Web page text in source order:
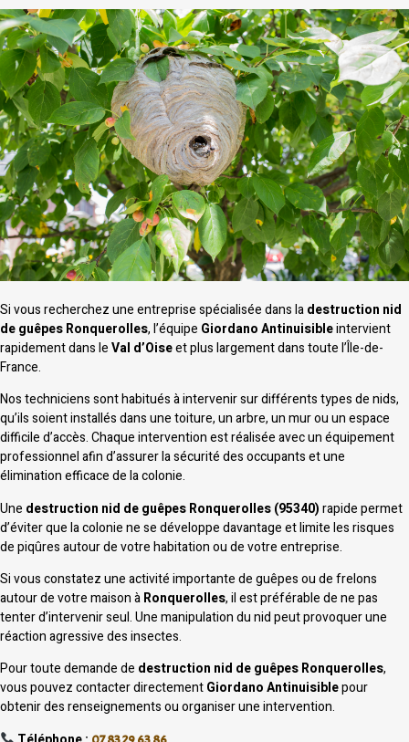
Si vous recherchez une entreprise spécialisée dans ladestruction nid
de guêpes Ronquerolles, l’équipe Giordano Antinuisibleintervient
rapidement dans leVal d’Oiseet plus largement dans toute l’Île-de-
France.
Nos techniciens sont habitués à intervenir sur différents types de nids,
qu’ils soient installés dans une toiture, un arbre, un mur ou un espace
difficile d’accès. Chaque intervention est réalisée avec un équipement
professionnel afin d’assurer la sécurité des occupants et une
élimination efficace de la colonie.
Une destruction nid de guêpes Ronquerolles (95340)rapide permet
d’éviter que la colonie ne se développe davantage et limite les risques
de piqûres autour de votre habitation ou de votre entreprise.
Si vous constatez une activité importante de guêpes ou de frelons
autour de votre maison àRonquerolles, il est préférable de ne pas
tenter d’intervenir seul. Une manipulation du nid peut provoquer une
réaction agressive des insectes.
Pour toute demande de destruction nid de guêpes Ronquerolles,
vous pouvez contacter directementGiordano Antinuisiblepour
obtenir des renseignements ou organiser une intervention.